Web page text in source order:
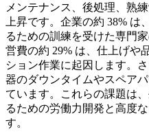
メンテナンス、後処理、熟
上昇です。企業の約 38%
るための訓練を受けた専門
営費の約 29% は、仕上げや
ション作業に起因します。
器のダウンタイムやスペア
ています。これらの課題は
るための労働力開発と高度
す。